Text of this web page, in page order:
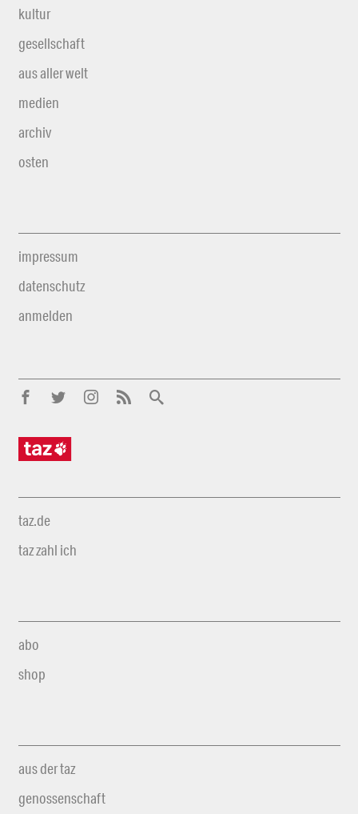
kultur
gesellschaft
aus aller welt
medien
archiv
osten
impressum
datenschutz
anmelden
taz.de
taz zahl ich
abo
shop
aus der taz
genossenschaft